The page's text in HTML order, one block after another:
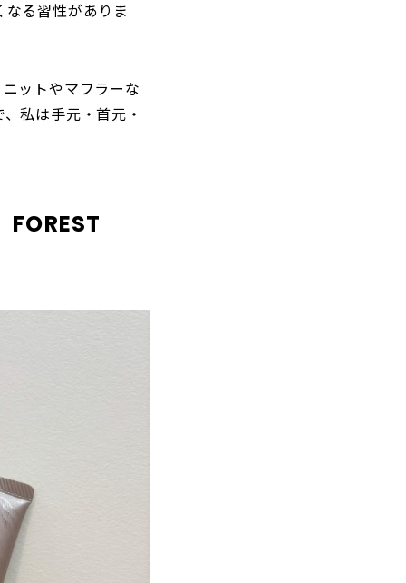
る習性がありま
ットやマフラーな
私は手元・首元・
FOREST